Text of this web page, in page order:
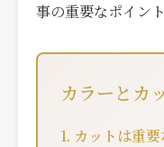
事の重要なポイン
カラーとカ
1. カットは重